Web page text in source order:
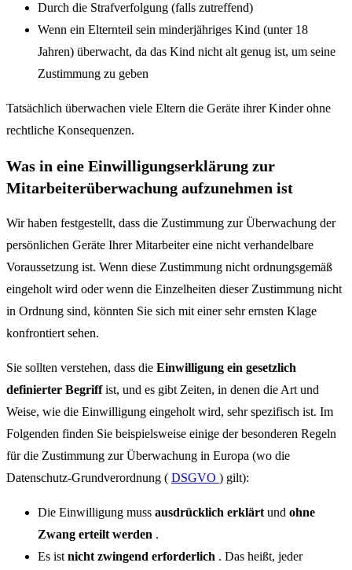
Durch die Strafverfolgung (falls zutreffend)
Wenn ein Elternteil sein minderjähriges Kind (unter 18
Jahren) überwacht, da das Kind nicht alt genug ist, um seine
Zustimmung zu geben
Tatsächlich überwachen viele Eltern die Geräte ihrer Kinder ohne
rechtliche Konsequenzen.
Was in eine Einwilligungserklärung zur
Mitarbeiterüberwachung aufzunehmen ist
Wir haben festgestellt, dass die Zustimmung zur Überwachung der
persönlichen Geräte Ihrer Mitarbeiter eine nicht verhandelbare
Voraussetzung ist. Wenn diese Zustimmung nicht ordnungsgemäß
eingeholt wird oder wenn die Einzelheiten dieser Zustimmung nicht
in Ordnung sind, könnten Sie sich mit einer sehr ernsten Klage
konfrontiert sehen.
Sie sollten verstehen, dass die Einwilligung ein gesetzlich
definierter Begriffist, und es gibt Zeiten, in denen die Art und
Weise, wie die Einwilligung eingeholt wird, sehr spezifisch ist. Im
Folgenden finden Sie beispielsweise einige der besonderen Regeln
für die Zustimmung zur Überwachung in Europa (wo die
Datenschutz-Grundverordnung ( DSGVO ) gilt):
Die Einwilligung muss ausdrücklich erklärt und ohne
Zwang erteilt werden .
Es ist nicht zwingend erforderlich . Das heißt, jeder